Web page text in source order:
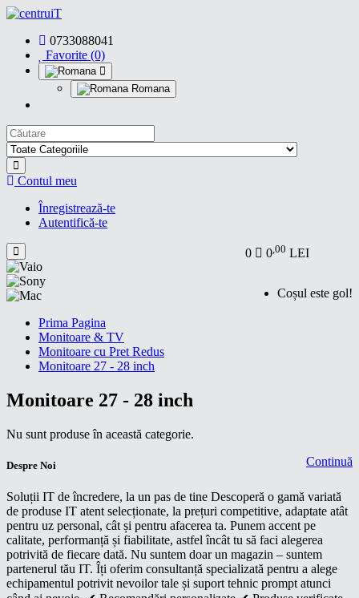
0733088041
Favorite (0)
Romana
Contul meu
Înregistrează-te
Autentifică-te
0 0,00 LEI
Coșul este gol!
Prima Pagina
Monitoare & TV
Monitoare cu Pret Redus
Monitoare 27 - 28 inch
Monitoare 27 - 28 inch
Nu sunt produse în această categorie.
Continuă
Despre Noi
Soluții IT de încredere, la un pas de tine Descoperă o gamă variată
de produse IT atent selecționate, la prețuri competitive, adaptate atât
pentru uz personal, cât și pentru afacerea ta. Punem accent pe
calitate, performanță și fiabilitate, astfel încât tu să faci alegerea
potrivită de fiecare dată. Nu suntem doar un magazin – suntem
partenerul tău IT. Îți oferim consultanță specializată pentru a alege
echipamentul potrivit nevoilor tale și suport tehnic prompt atunci